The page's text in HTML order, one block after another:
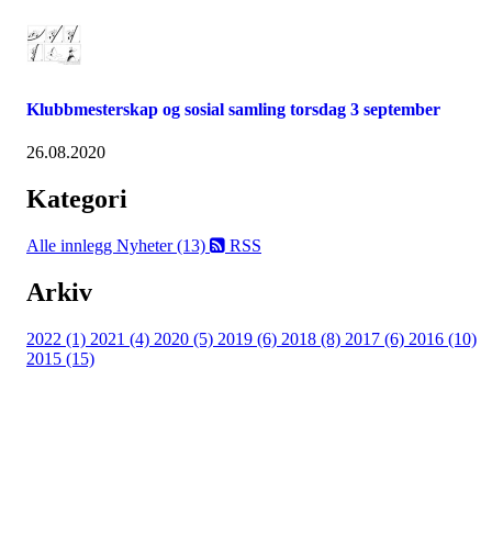
Klubbmesterskap og sosial samling torsdag 3 september
26.08.2020
Kategori
Alle innlegg Nyheter (13) RSS
Arkiv
2022 (1) 2021 (4) 2020 (5) 2019 (6) 2018 (8) 2017 (6) 2016 (10)
2015 (15)